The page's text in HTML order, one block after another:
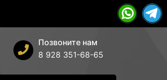
Позвоните нам
8 928 351-68-65